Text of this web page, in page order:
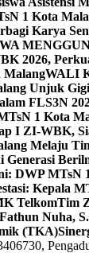
1 Kota
Karya
2026,
MalangWALI
Unjuk
FLS3N
1 Kota
I ZI-WBK,
Melaju
DWP MTsN
Kepala
TelkomTim
Nuha,
(TKA)